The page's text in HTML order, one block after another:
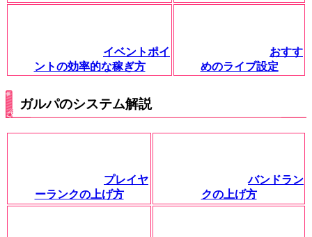
イベントポイ
ントの効率的な稼ぎ方
おすす
めのライブ設定
ガルパのシステム解説
プレイヤ
ーランクの上げ方
バンドラン
クの上げ方